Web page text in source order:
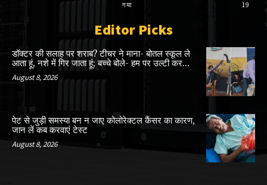
गया
19
Editor Picks
डॉक्टर की सलाह पर शराब? टीचर ने माना- बोतल स्कूल ले
आता हूं, नशे में गिर जाता हूं; बच्चे बोले- हम पर उल्टी कर...
August 8, 2026
पेट से जुड़ी समस्या बन न जाए कोलोरेक्टल कैंसर का कारण,
जान लें कब करवाएं टेस्ट
August 8, 2026